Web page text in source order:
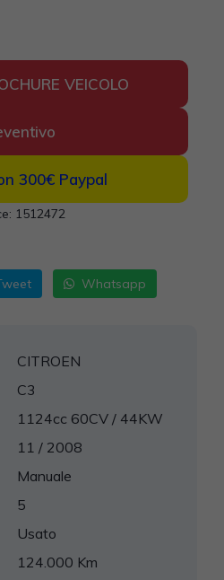
VEICOLO
300€ Paypal
1512472
Whatsapp
CITROEN
C3
1124cc 60CV / 44KW
11 / 2008
Manuale
5
Usato
124.000 Km